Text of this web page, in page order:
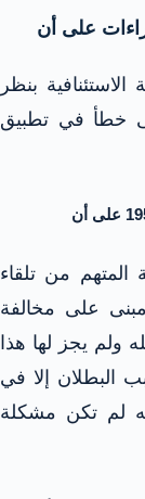
بنظر
خطأ في تطبيق
من تلقاء
على مخالفة
ولم يجز لها هذا
البطلان إلا في
لم تكن مشكلة